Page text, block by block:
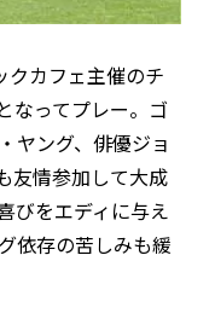
クカフェ主催のチ
なってプレー。ゴ
ヤング、俳優ジョ
友情参加して大成
びをエディに与え
依存の苦しみも緩